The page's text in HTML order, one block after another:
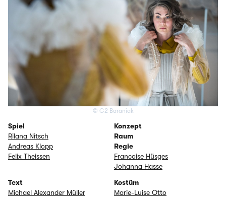
© G2 Baraniak
Spiel
Rilana Nitsch
Andreas Klopp
Felix Theissen
Konzept
Raum
Regie
Francoise Hüsges
Johanna Hasse
Text
Michael Alexander Müller
Kostüm
Marie-Luise Otto